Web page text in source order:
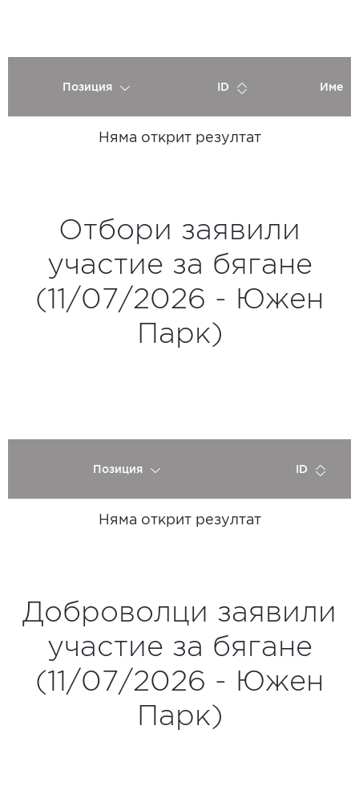
Позиция ID Име
Няма открит резултат
Отбори заявили
участие за бягане
(11/07/2026 - Южен
Парк)
Позиция ID
Няма открит резултат
Доброволци заявили
участие за бягане
(11/07/2026 - Южен
Парк)